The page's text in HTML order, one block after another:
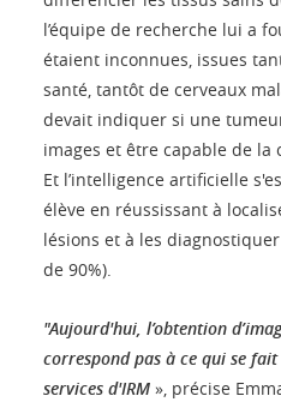
l’équipe de recherche lui a
étaient inconnues, issues
santé, tantôt de cerveaux
devait indiquer si une
images et être capable de la
Et l’intelligence artificielle
élève en réussissant à
lésions et à les
de 90%).
"Aujourd'hui, l’obtention
correspond pas à ce qui se
services d'IRM », précise